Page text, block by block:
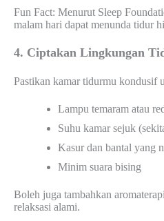
Fun Fact: Menurut Sleep
malam hari dapat menunda tidur
4. Ciptakan Lingkungan
Pastikan kamar tidurmu kondusif
Lampu temaram atau
Suhu kamar sejuk
Kasur dan bantal yang
Minim suara bising
Boleh juga tambahkan
relaksasi alami.